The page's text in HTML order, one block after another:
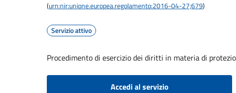
(urn:nir:unione.europea.regolamento:2016-04-27;679)
Servizio attivo
Procedimento di esercizio dei diritti in materia di
Accedi al servizio